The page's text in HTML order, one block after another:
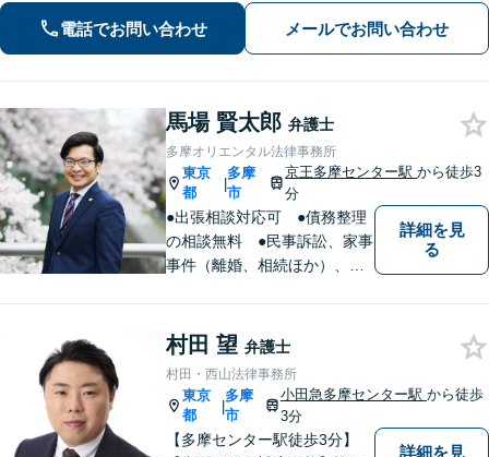
かせください。ベストな解決に向けて
尽力【明瞭な料金体系】【休日・夜間
電話でお問い合わせ メールでお問い合わせ
馬場 賢太郎 弁護士
多摩オリエンタル法律事務所
東京
都
|
多摩
市
京王多摩センター駅から徒歩3
分
●出張相談対応可 ●債務整理
の相談無料 ●民事訴訟、家事
事件（離婚、相続ほか）、法
年事件など
詳細を見
る
村田 望 弁護士
村田・西山法律事務所
東京
都
|
多摩
市
小田急多摩センター駅 から徒歩
3分
【多摩センター駅徒歩3分】
詳細を見